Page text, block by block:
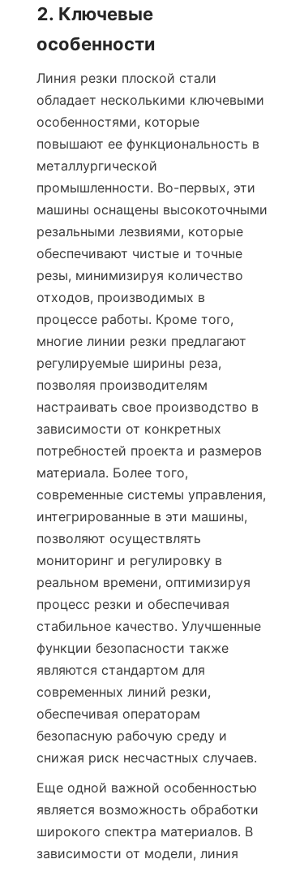
2. Ключевые
особенности
Линия резки плоской стали
обладает несколькими ключевыми
особенностями, которые
повышают ее функциональность в
металлургической
промышленности. Во-первых, эти
машины оснащены высокоточными
резальными лезвиями, которые
обеспечивают чистые и точные
резы, минимизируя количество
отходов, производимых в
процессе работы. Кроме того,
многие линии резки предлагают
регулируемые ширины реза,
позволяя производителям
настраивать свое производство в
зависимости от конкретных
потребностей проекта и размеров
материала. Более того,
современные системы управления,
интегрированные в эти машины,
позволяют осуществлять
мониторинг и регулировку в
реальном времени, оптимизируя
процесс резки и обеспечивая
стабильное качество. Улучшенные
функции безопасности также
являются стандартом для
современных линий резки,
обеспечивая операторам
безопасную рабочую среду и
снижая риск несчастных случаев.
Еще одной важной особенностью
является возможность обработки
широкого спектра материалов. В
зависимости от модели, линия